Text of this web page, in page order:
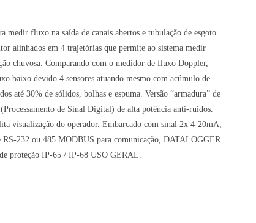
fluxo na saída de canais abertos e tubulação de esgoto
alinhados em 4 trajetórias que permite ao sistema medir
chuvosa. Comparando com o medidor de fluxo Doppler,
baixo devido 4 sensores atuando mesmo com acúmulo de
até 30% de sólidos, bolhas e espuma. Versão “armadura” de
de Sinal Digital) de alta potência anti-ruídos.
visualização do operador. Embarcado com sinal 2x 4-20mA,
232 ou 485 MODBUS para comunicação, DATALOGGER
proteção IP-65 / IP-68 USO GERAL.